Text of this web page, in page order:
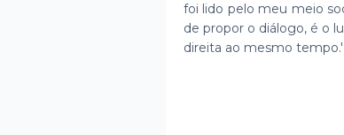
foi lido pelo meu meio
de propor o diálogo, é o
direita ao mesmo